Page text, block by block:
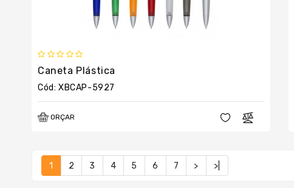
Caneta Plástica
Cód: XBCAP-5927
ORÇAR
1 2 3 4 5 6 7 > >|